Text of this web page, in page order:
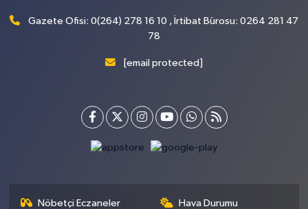
Gazete Ofisi: 0(264) 278 16 10 , İrtibat Bürosu: 0264 281 47
78
[email protected]
Nöbetçi Eczaneler Hava Durumu